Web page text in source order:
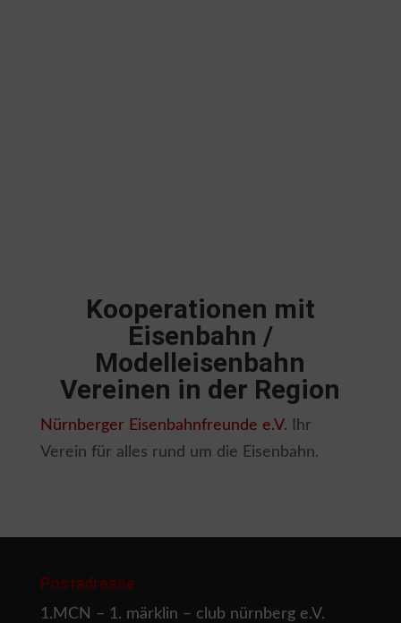
Kooperationen mit
Eisenbahn /
Modelleisenbahn
Vereinen in der Region
Nürnberger Eisenbahnfreunde e.V.
Ihr
Verein für alles rund um die Eisenbahn.
Postadresse
1.MCN – 1. märklin – club nürnberg e.V.